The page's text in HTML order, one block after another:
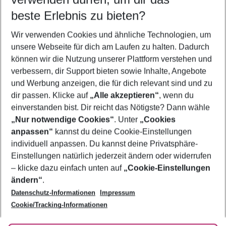
Flug & Hotel Akrotiri
Last Minute Akrotiri
Urlaub Akrotiri
Familienurlaub Akrotiri
Frübucher Angebote Akrotiri für 2026
Footer
Footer navigation
Über uns
AGB
Bestpreisgarantie
Cookie-Einstellungen ändern
Cookie-Richtlinie
Agenturbetreuung
Barrierefreies Reisen
Folge uns
beste Erlebnis zu bieten?
Wir verwenden Cookies und ähnliche Technologien, um
unsere Webseite für dich am Laufen zu halten. Dadurch
können wir die Nutzung unserer Plattform verstehen und
verbessern, dir Support bieten sowie Inhalte, Angebote
und Werbung anzeigen, die für dich relevant sind und zu
dir passen. Klicke auf „Alle akzeptieren“, wenn du
einverstanden bist. Dir reicht das Nötigste? Dann wähle
„Nur notwendige Cookies“. Unter „Cookies
anpassen“ kannst du deine Cookie-Einstellungen
individuell anpassen. Du kannst deine Privatsphäre-
Einstellungen natürlich jederzeit ändern oder widerrufen
– klicke dazu einfach unten auf „Cookie-Einstellungen
ändern“.
Datenschutz-Informationen
Impressum
Cookie/Tracking-Informationen